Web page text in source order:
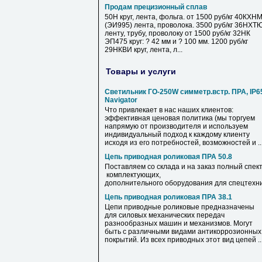
Продам прецизионный сплав
50Н круг, лента, фольга. от 1500 руб/кг 40КХНМ
(ЭИ995) лента, проволока. 3500 руб/кг
ленту, трубу, проволоку от 1500 руб/кг 32НК
ЭП475 круг: ? 42 мм и ? 100 мм. 1200 руб/кг
29НКВИ круг, лента, л...
Товары и услуги
Светильник ГО-250W симметр.встр. ПРА,
Navigator
Что привлекает в нас наших клиентов:
эффективная ценовая политика (мы торгуем
напрямую от производителя и используем
индивидуальный подход к каждому клиенту
исходя из его потребностей, возможностей и
Цепь приводная роликовая ПРА 50.8
Поставляем со склада и на заказ полный
комплектующих,
дополнительного оборудования для
Цепь приводная роликовая ПРА 38.1
Цепи приводные роликовые предназначены
для силовых механических передач
разнообразных машин и механизмов. Могут
быть с различными видами антикоррозионных
покрытий. Из всех приводных этот вид цепей